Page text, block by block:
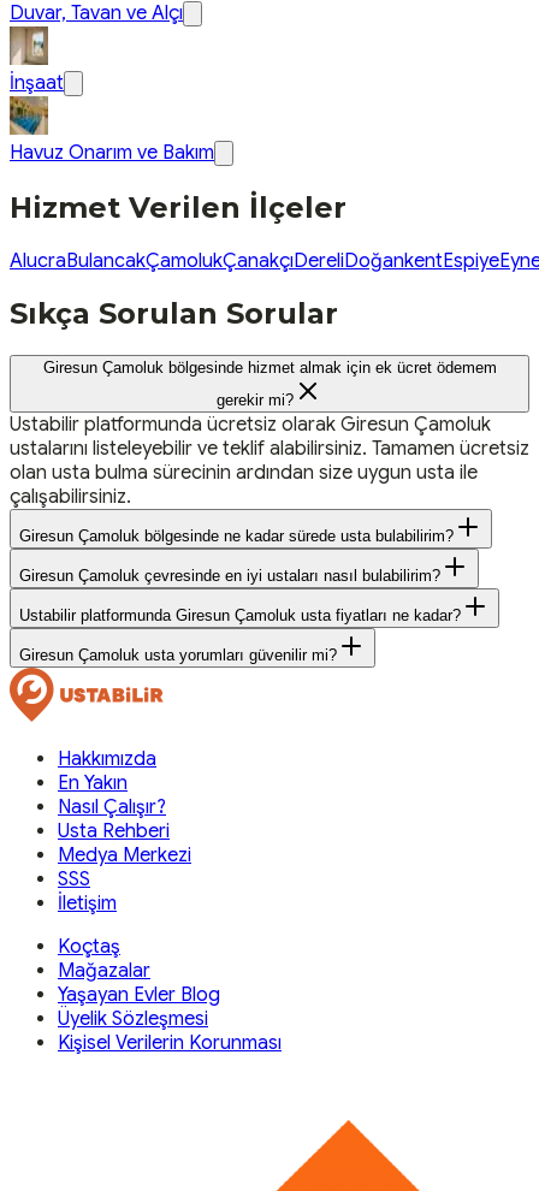
Duvar, Tavan ve Alçı
İnşaat
Havuz Onarım ve Bakım
Hizmet Verilen İlçeler
AlucraBulancakÇamolukÇanakçıDereliDoğankentEspiye
Sıkça Sorulan Sorular
Giresun Çamoluk bölgesinde hizmet almak için ek ücret ödemem
gerekir mi?
Ustabilir platformunda ücretsiz olarak Giresun Çamoluk
ustalarını listeleyebilir ve teklif alabilirsiniz. Tamamen ücretsiz
olan usta bulma sürecinin ardından size uygun usta ile
çalışabilirsiniz.
Giresun Çamoluk bölgesinde ne kadar sürede usta bulabilirim?
Giresun Çamoluk çevresinde en iyi ustaları nasıl bulabilirim?
Ustabilir platformunda Giresun Çamoluk usta fiyatları ne kadar?
Giresun Çamoluk usta yorumları güvenilir mi?
Hakkımızda
En Yakın
Nasıl Çalışır?
Usta Rehberi
Medya Merkezi
SSS
İletişim
Koçtaş
Mağazalar
Yaşayan Evler Blog
Üyelik Sözleşmesi
Kişisel Verilerin Korunması